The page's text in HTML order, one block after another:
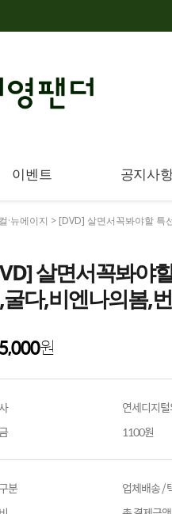
이벤트 공지사
·뉴에이지 > [DVD] 살면서꼭봐야할 특
살면서꼭봐야
굴다,비엔나의봄,
원
연세디지
1100원
분
업체배송 /